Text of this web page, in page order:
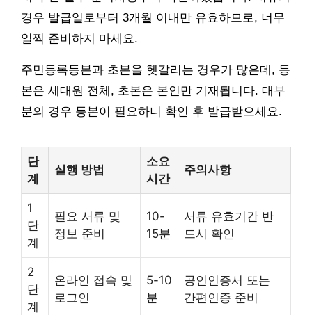
경우 발급일로부터 3개월 이내만 유효하므로, 너무
일찍 준비하지 마세요.
주민등록등본과 초본을 헷갈리는 경우가 많은데, 등
본은 세대원 전체, 초본은 본인만 기재됩니다. 대부
분의 경우 등본이 필요하니 확인 후 발급받으세요.
단
계
실행 방법
소요
시간
주의사항
1
단
계
필요 서류 및
정보 준비
10-
15분
서류 유효기간 반
드시 확인
2
단
계
온라인 접속 및
로그인
5-10
분
공인인증서 또는
간편인증 준비